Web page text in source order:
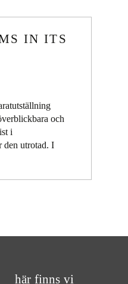
IN ITS
och
i
den utrotad. I
här finns vi